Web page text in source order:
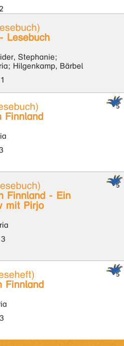
Lesebuch
Stephanie;
Hilgenkamp, Bärbel
Finnland
Finnland - Ein
mit Pirjo
Finnland